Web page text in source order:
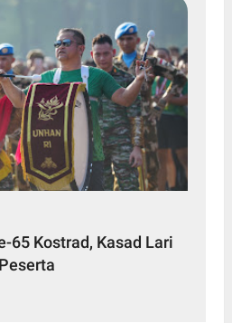
65 Kostrad, Kasad Lari